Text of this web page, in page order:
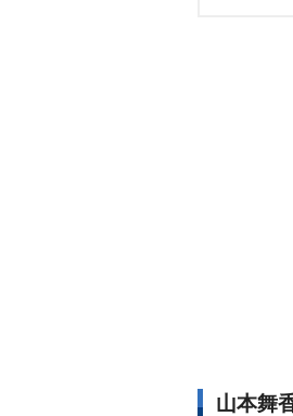
山本舞